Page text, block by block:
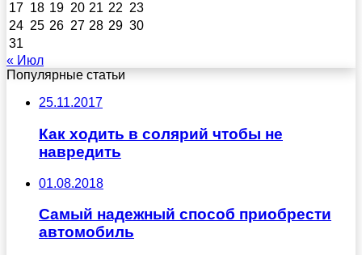
17 18 19 20 21 22 23
24 25 26 27 28 29 30
31
« Июл
Популярные статьи
25.11.2017
Как ходить в солярий чтобы не
навредить
01.08.2018
Самый надежный способ приобрести
автомобиль